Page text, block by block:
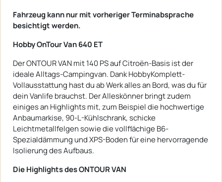
Fahrzeug kann nur mit vorheriger Terminabsprache
besichtigt werden.
Hobby OnTour Van 640 ET
Der ONTOUR VAN mit 140 PS auf Citroën-Basis ist der
ideale Alltags-Campingvan. Dank HobbyKomplett-
Vollausstattung hast du ab Werk alles an Bord, was du für
dein Vanlife brauchst. Der Alleskönner bringt zudem
einiges an Highlights mit, zum Beispiel die hochwertige
Anbaumarkise, 90-L-Kühlschrank, schicke
Leichtmetallfelgen sowie die vollflächige B6-
Spezialdämmung und XPS-Boden für eine hervorragende
Isolierung des Aufbaus.
Die Highlights des ONTOUR VAN